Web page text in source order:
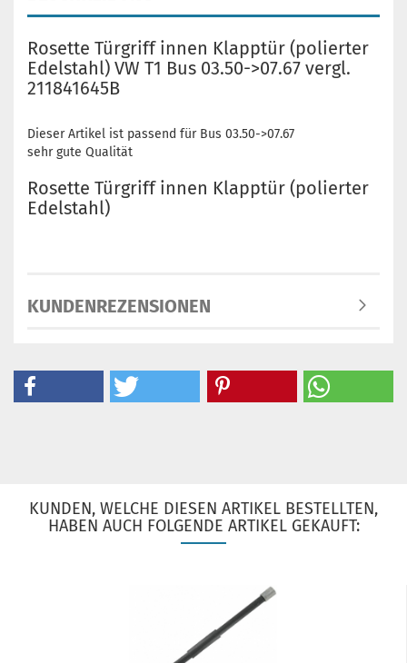
Rosette Türgriff innen Klapptür (polierter
Edelstahl) VW T1 Bus 03.50->07.67 vergl.
211841645B
Dieser Artikel ist passend für Bus 03.50->07.67
sehr gute Qualität
Rosette Türgriff innen Klapptür (polierter
Edelstahl)
KUNDENREZENSIONEN
KUNDEN, WELCHE DIESEN ARTIKEL BESTELLTEN,
HABEN AUCH FOLGENDE ARTIKEL GEKAUFT: